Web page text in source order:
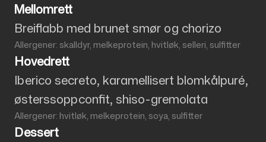
Mellomrett
Breiflabb med brunet smør og chorizo
Allergener: skalldyr, melkeprotein, hvitløk, selleri, sulfitter
Hovedrett
Iberico secreto, karamellisert blomkålpuré,
østerssoppconfit, shiso-gremolata
Allergener: hvitløk, melkeprotein, soya, sulfitter
Dessert